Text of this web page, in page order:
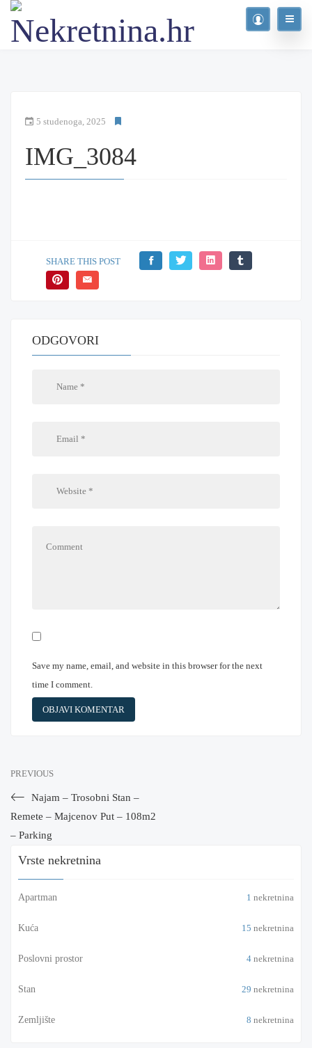
5 studenoga, 2025
IMG_3084
SHARE THIS POST
ODGOVORI
Save my name, email, and website in this browser for the next
time I comment.
PREVIOUS
Najam – Trosobni Stan –
Remete – Majcenov Put – 108m2
– Parking
Vrste nekretnina
Apartman 1 nekretnina
Kuća 15 nekretnina
Poslovni prostor 4 nekretnina
Stan 29 nekretnina
Zemljište 8 nekretnina